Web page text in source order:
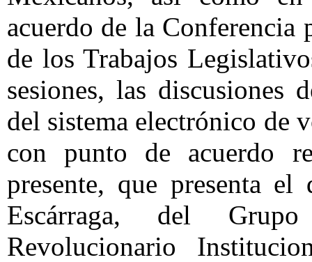
acuerdo de la
de los Trabajos
sesiones, las discusiones
del sistema electrónico de
con punto de acuerdo
presente, que presenta
Escárraga, del
Revolucionario